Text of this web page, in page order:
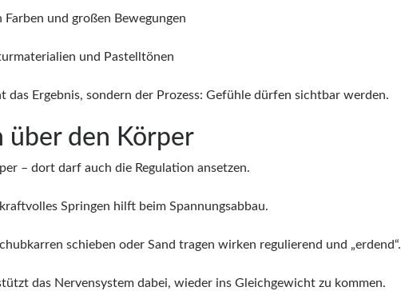
und großen Bewegungen
und Pastelltönen
das Ergebnis, sondern der Prozess: Gefühle dürfen sichtbar werden.
über den Körper
– dort darf auch die Regulation ansetzen.
Springen hilft beim Spannungsabbau.
schieben oder Sand tragen wirken regulierend und „erdend“.
das Nervensystem dabei, wieder ins Gleichgewicht zu kommen.